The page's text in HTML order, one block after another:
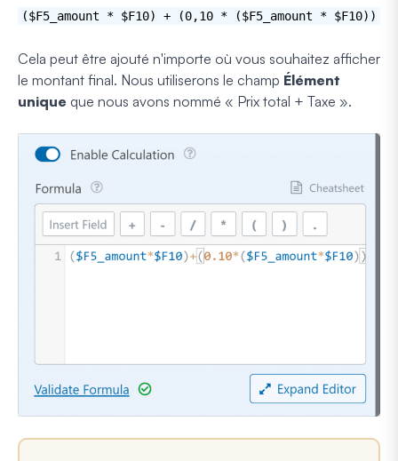
($F5_amount * $F10) + (0,10 * ($F5_amount * $F10))
Cela peut être ajouté n'importe où vous souhaitez afficher
le montant final. Nous utiliserons le champ Élément
unique que nous avons nommé « Prix total + Taxe ».